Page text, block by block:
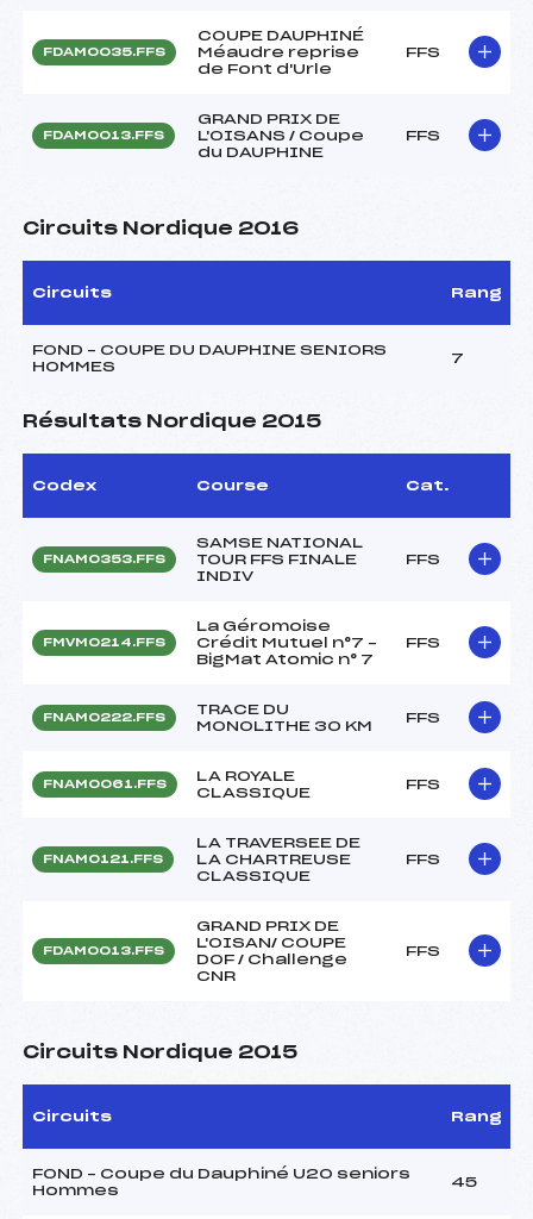
FDAM0035.FFS
COUPE DAUPHINÉ
Méaudre reprise
de Font d'Urle
FFS
FDAM0013.FFS
GRAND PRIX DE
L'OISANS / Coupe
du DAUPHINE
FFS
Circuits Nordique 2016
Circuits Rang
FOND – COUPE DU DAUPHINE SENIORS
HOMMES
7
Résultats Nordique 2015
Codex Course Cat.
FNAM0353.FFS
SAMSE NATIONAL
TOUR FFS FINALE
INDIV
FFS
FMVM0214.FFS
La Géromoise
Crédit Mutuel n°7 –
BigMat Atomic n° 7
FFS
FNAM0222.FFS
TRACE DU
MONOLITHE 30 KM
FFS
FNAM0061.FFS
LA ROYALE
CLASSIQUE
FFS
FNAM0121.FFS
LA TRAVERSEE DE
LA CHARTREUSE
CLASSIQUE
FFS
FDAM0013.FFS
GRAND PRIX DE
L'OISAN/ COUPE
DOF / Challenge
CNR
FFS
Circuits Nordique 2015
Circuits Rang
FOND – Coupe du Dauphiné U20 seniors
Hommes
45